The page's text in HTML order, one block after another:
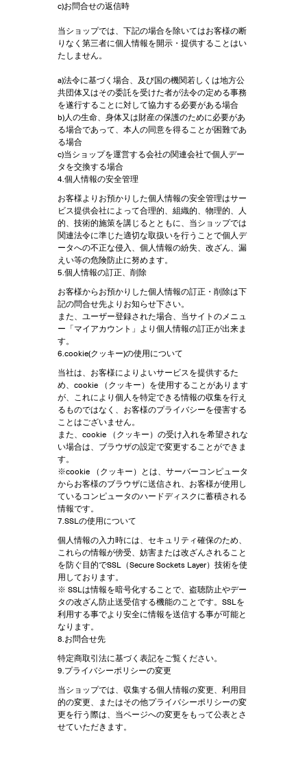
c)お問合せの返信時
当ショップでは、下記の場合を除いてはお客様の断
りなく第三者に個人情報を開示・提供することはい
たしません。
a)法令に基づく場合、及び国の機関若しくは地方公
共団体又はその委託を受けた者が法令の定める事務
を遂行することに対して協力する必要がある場合
b)人の生命、身体又は財産の保護のために必要があ
る場合であって、本人の同意を得ることが困難であ
る場合
c)当ショップを運営する会社の関連会社で個人デー
タを交換する場合
4.個人情報の安全管理
お客様よりお預かりした個人情報の安全管理はサー
ビス提供会社によって合理的、組織的、物理的、人
的、技術的施策を講じるとともに、当ショップでは
関連法令に準じた適切な取扱いを行うことで個人デ
ータへの不正な侵入、個人情報の紛失、改ざん、漏
えい等の危険防止に努めます。
5.個人情報の訂正、削除
お客様からお預かりした個人情報の訂正・削除は下
記の問合せ先よりお知らせ下さい。
また、ユーザー登録された場合、当サイトのメニュ
ー「マイアカウント」より個人情報の訂正が出来ま
す。
6.cookie(クッキー)の使用について
当社は、お客様によりよいサービスを提供するた
め、cookie （クッキー）を使用することがあります
が、これにより個人を特定できる情報の収集を行え
るものではなく、お客様のプライバシーを侵害する
ことはございません。
また、cookie （クッキー）の受け入れを希望されな
い場合は、ブラウザの設定で変更することができま
す。
※cookie （クッキー）とは、サーバーコンピュータ
からお客様のブラウザに送信され、お客様が使用し
ているコンピュータのハードディスクに蓄積される
情報です。
7.SSLの使用について
個人情報の入力時には、セキュリティ確保のため、
これらの情報が傍受、妨害または改ざんされること
を防ぐ目的でSSL（Secure Sockets Layer）技術を使
用しております。
※ SSLは情報を暗号化することで、盗聴防止やデー
タの改ざん防止送受信する機能のことです。SSLを
利用する事でより安全に情報を送信する事が可能と
なります。
8.お問合せ先
特定商取引法に基づく表記をご覧ください。
9.プライバシーポリシーの変更
当ショップでは、収集する個人情報の変更、利用目
的の変更、またはその他プライバシーポリシーの変
更を行う際は、当ページへの変更をもって公表とさ
せていただきます。